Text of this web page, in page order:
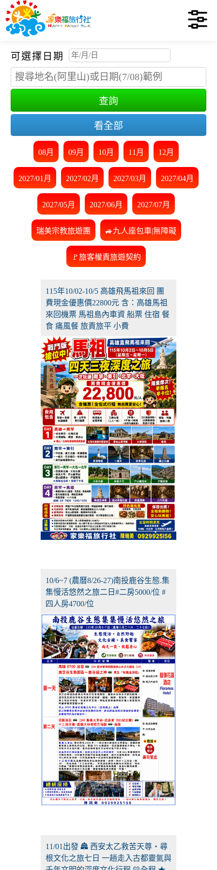
可選擇日期
查詢
看全部
08月 09月 10月 11月 12月
2027/01月 2027/02月 2027/03月 2027/04月
2027/05月 2027/06月 2027/07月
瑞美宗教旅遊團 🚙九人座包車|無障礙
🚩旅客權責旅遊契約
115年10/02-10/5 高雄飛馬祖來回 團
費現金優惠價22800元 含：高雄馬祖
來回機票 馬祖島內車資 船票 住宿 餐
食 痛風餐 旅責旅平 小費
10/6~7 (農曆8/26-27)南投鹿谷生態.集
集慢活悠然之旅二日#二房5000/位 #
四人房4700/位
11/01出發 🏯 西安太乙救苦天尊・尋
根文化之旅七日 一趟走入古都靈氣與